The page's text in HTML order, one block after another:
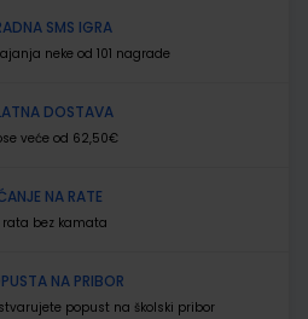
SMS IGRA
neke od 101 nagrade
DOSTAVA
veće od 62,50€
NA RATE
rata bez kamata
NA PRIBOR
popust na školski pribor